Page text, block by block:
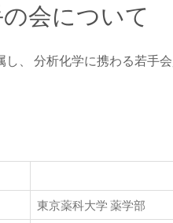
会について
、 分析化学に携わる若
東京薬科大学 薬学部